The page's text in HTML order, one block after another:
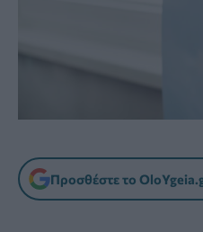
Προσθέστε το